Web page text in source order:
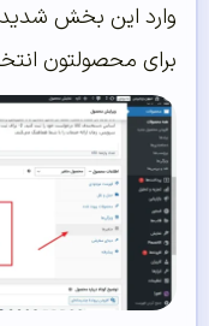
وارد این بخش شدید
برای محصولتون